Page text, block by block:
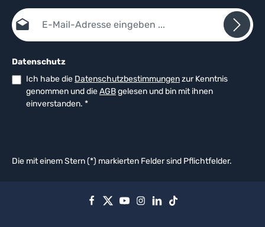
E-Mail-Adresse*
Datenschutz
Ich habe die Datenschutzbestimmungenzur Kenntnis
genommen und dieAGBgelesen und bin mit ihnen
einverstanden. *
Die mit einem Stern (*) markierten Felder sind Pflichtfelder.